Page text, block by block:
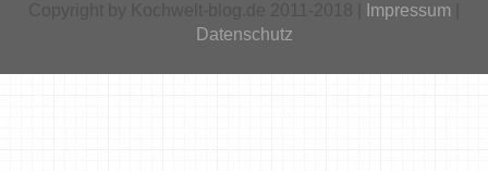
Impressum
Datenschutz